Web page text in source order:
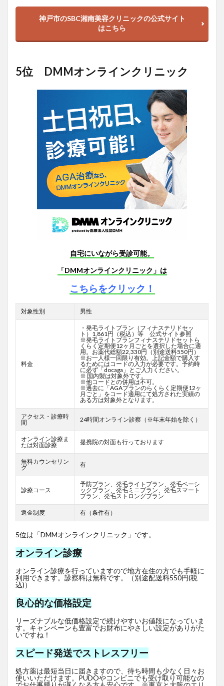
神戸市のSBC湘南美容クリニックの公式サイト
はこちら
5位 DMMオンラインクリニック
自宅にいながら受診可能。
「DMMオンラインクリニック」は
こちらをクリック！
対象性別 男性
料金
・発毛ライトプラン（フィナステリドセッ
ト）1,861円（税込）等 公式サイト参照
※発毛ライトプランフィナステリドセットら
くらく定期便12ヶ月ごとを選択した場合に適
用。お薬代総額22,330円（別途送料550円）
※お一人様一回限り有効。上記金額で購入す
るためにはコードの入力が必要です。予約時
に必ず「docaga」とご入力ください。
※ 国内製は対象外です。
※他コードとの併用は不可。
※過去に「AGAプランのらくらく定期便12ヶ
月ごと」をコード適用にて処方された実績の
ある方は対象外となります。
アクセス・診療時
間
24時間オンライン診察（※年末年始を除く）
オンライン診療ま
たは対面診療
提携院の対面も行っております
無料カウンセリン
グ
有
診療コース
予防プラン、発毛ライトプラン、発毛ベーシ
ックプラン、発毛ミニプラン、発毛スマート
プラン、発毛ストロングプラン
返金制度 有（条件有）
5位は「DMMオンラインクリニック」です。
オンライン診療
オンライン診療を行っていますので地方在住の方でも手軽に
利用できます。診察料は無料です。（別途配送料550円(税
込)）
良心的な価格設定
リーズナブルな低価格設定で続けやすいお値段になっていま
す。キャンペーンも豊富でお財布にやさしい設定がありがた
いですね！
スピード発送でストレスフリー
処方薬は最短当日に届きますので、待ち時間も少なく日々お
使いいただけます。PUDOやコンビニでも受け取り可能なの